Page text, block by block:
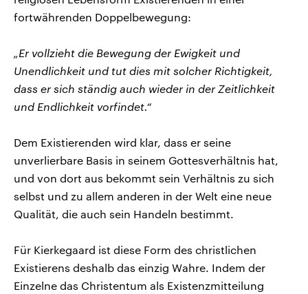
fortwährenden Doppelbewegung:
„Er vollzieht die Bewegung der Ewigkeit und
Unendlichkeit und tut dies mit solcher Richtigkeit,
dass er sich ständig auch wieder in der Zeitlichkeit
und Endlichkeit vorfindet.“
Dem Existierenden wird klar, dass er seine
unverlierbare Basis in seinem Gottesverhältnis hat,
und von dort aus bekommt sein Verhältnis zu sich
selbst und zu allem anderen in der Welt eine neue
Qualität, die auch sein Handeln bestimmt.
Für Kierkegaard ist diese Form des christlichen
Existierens deshalb das einzig Wahre. Indem der
Einzelne das Christentum als Existenzmitteilung